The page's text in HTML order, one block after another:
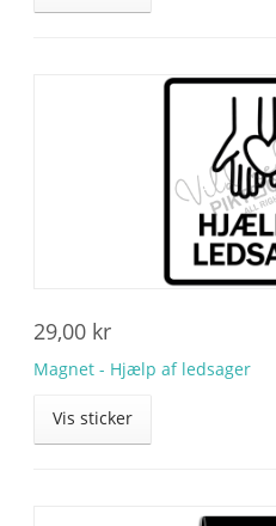
29,00kr
Magnet - Hjælp af ledsager
Vis sticker